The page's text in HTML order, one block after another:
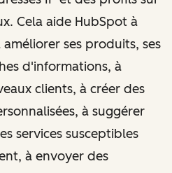
Cela aide HubSpot à
ses produits, ses
d'informations, à
clients, à créer des
à suggérer
services susceptibles
à envoyer des